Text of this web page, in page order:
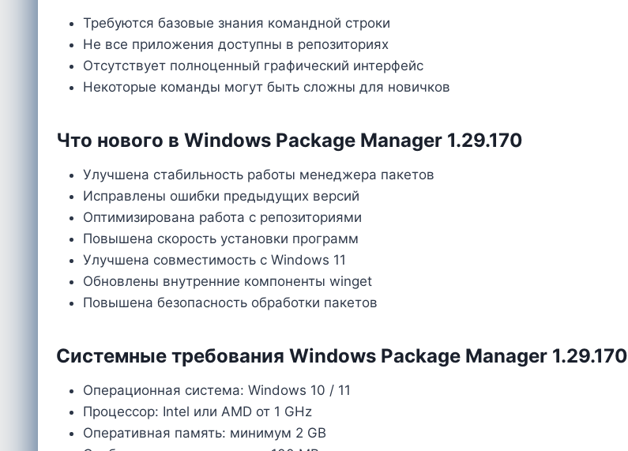
Требуются базовые знания командной строки
Не все приложения доступны в репозиториях
Отсутствует полноценный графический интерфейс
Некоторые команды могут быть сложны для новичков
Что нового в Windows Package Manager 1.29.170
Улучшена стабильность работы менеджера пакетов
Исправлены ошибки предыдущих версий
Оптимизирована работа с репозиториями
Повышена скорость установки программ
Улучшена совместимость с Windows 11
Обновлены внутренние компоненты winget
Повышена безопасность обработки пакетов
Системные требования Windows Package Manager 1.29.170
Операционная система: Windows 10 / 11
Процессор: Intel или AMD от 1 GHz
Оперативная память: минимум 2 GB